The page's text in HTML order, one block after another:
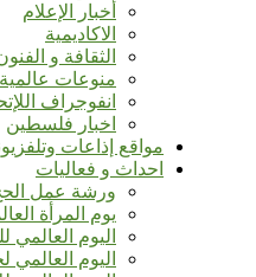
أخبار الإعلام
الاكاديمية
الثقافة و
منوعات عالمية
انفوجراف
اخبار فلسطين
مواقع إذاعات
احداث و فعاليات
ورشة عمل الحج
يوم المرأة العالمي
اليوم العالمي
اليوم العالمي